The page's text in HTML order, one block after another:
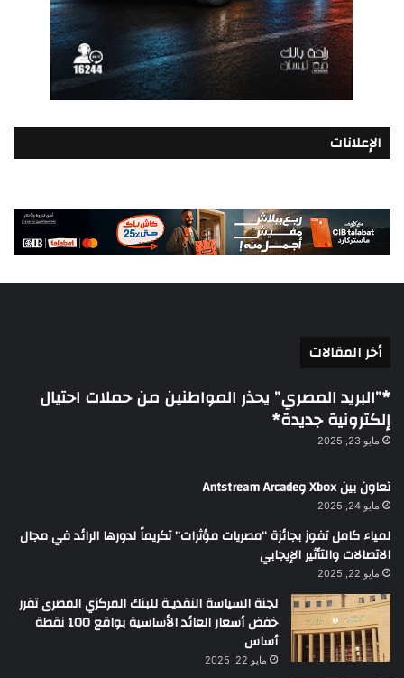
الإعلانات
أخر المقالات
*”البريد المصري” يحذر المواطنين من حملات احتيال
إلكترونية جديدة*
مايو 23, 2025
تعاون بين Xbox وAntstream Arcade
مايو 24, 2025
لمياء كامل تفوز بجائزة “مصريات مؤثرات” تكريماً لدورها الرائد في مجال
الاتصالات والتأثير الإيجابي
مايو 22, 2025
لجنة السياسة النقديـة للبنك المركزي المصرى تقرر
خفض أسعار العائد الأساسية بواقع 100 نقطة
أساس
مايو 22, 2025